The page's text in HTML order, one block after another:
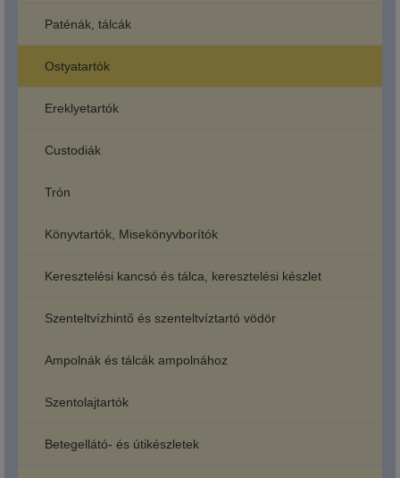
Paténák, tálcák
Ostyatartók
Ereklyetartók
Custodiák
Trón
Könyvtartók, Misekönyvborítók
Keresztelési kancsó és tálca, keresztelési készlet
Szenteltvízhintő és szenteltvíztartó vödör
Ampolnák és tálcák ampolnához
Szentolajtartók
Betegellátó- és útikészletek